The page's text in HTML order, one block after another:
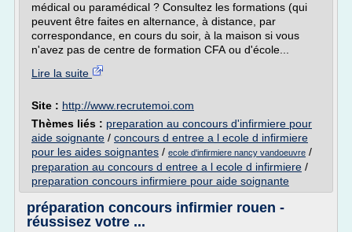
médical ou paramédical ? Consultez les formations (qui
peuvent être faites en alternance, à distance, par
correspondance, en cours du soir, à la maison si vous
n'avez pas de centre de formation CFA ou d'école...
Lire la suite
Site : http://www.recrutemoi.com
Thèmes liés : preparation au concours d'infirmiere pour
aide soignante / concours d entree a l ecole d infirmiere
pour les aides soignantes / ecole d'infirmiere nancy vandoeuvre /
preparation au concours d entree a l ecole d infirmiere /
preparation concours infirmiere pour aide soignante
préparation concours infirmier rouen -
réussisez votre ...